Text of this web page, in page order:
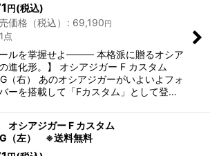
円 (税込)
価格（税込）
: 69,190 円
点
ールを掌握せよ──── 本格派に贈るオシア
進化形。】 オシアジガー F カスタム
（右） あのオシアジガーがいよいよフォ
ーを搭載して「Fカスタム」として登…
オシアジガー F カスタム
（左） ※送料無料